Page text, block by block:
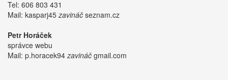
Tel: 606 803 431
Mail: kasparj45zavináč seznam.cz
Petr Horáček
správce webu
Mail: p.horacek94zavináč gmail.com